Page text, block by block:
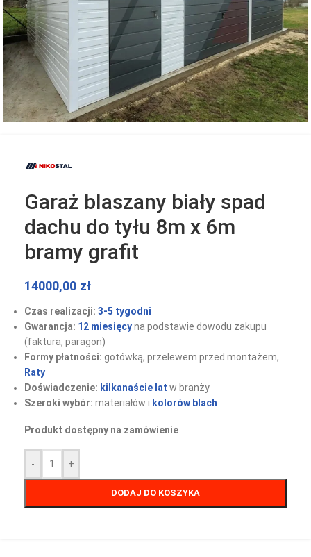
Garaż blaszany biały spad
dachu do tyłu 8m x 6m
bramy grafit
14000,00 zł
Czas realizacji: 3-5 tygodni
Gwarancja: 12 miesięcyna podstawie dowodu zakupu
(faktura, paragon)
Formy płatności: gotówką, przelewem przed montażem,
Raty
Doświadczenie: kilkanaście lat w branży
Szeroki wybór: materiałów i kolorów blach
Produkt dostępny na zamówienie
- +
DODAJ DO KOSZYKA